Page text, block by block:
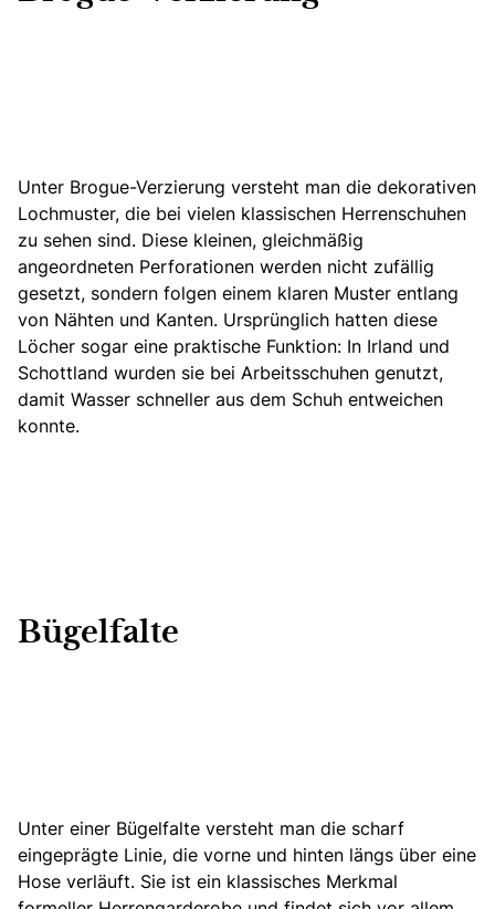
Unter Brogue-Verzierung versteht man die dekorativen
Lochmuster, die bei vielen klassischen Herrenschuhen
zu sehen sind. Diese kleinen, gleichmäßig
angeordneten Perforationen werden nicht zufällig
gesetzt, sondern folgen einem klaren Muster entlang
von Nähten und Kanten. Ursprünglich hatten diese
Löcher sogar eine praktische Funktion: In Irland und
Schottland wurden sie bei Arbeitsschuhen genutzt,
damit Wasser schneller aus dem Schuh entweichen
konnte.
Bügelfalte
Unter einer Bügelfalte versteht man die scharf
eingeprägte Linie, die vorne und hinten längs über eine
Hose verläuft. Sie ist ein klassisches Merkmal